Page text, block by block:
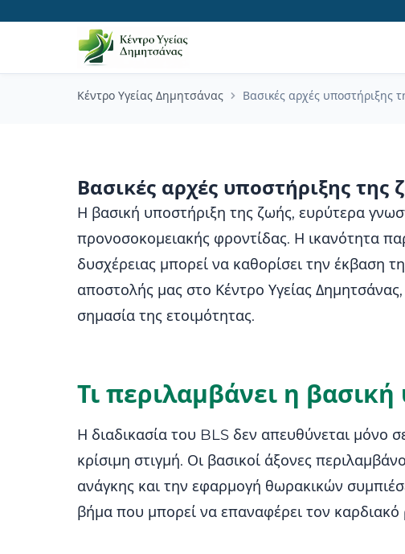
Κέντρο Υγείας Δημητσάνας Βασικές αρχές υποστήριξης
Βασικές αρχές υποστήριξης της
Η βασική υποστήριξη της ζωής, ευρύτερα
προνοσοκομειακής φροντίδας. Η ικανότητα
δυσχέρειας μπορεί να καθορίσει την έκβαση
αποστολής μας στο Κέντρο Υγείας Δημητσάνας,
σημασία της ετοιμότητας.
Τι περιλαμβάνει η
Η διαδικασία του BLS δεν απευθύνεται μόνο
κρίσιμη στιγμή. Οι βασικοί άξονες
ανάγκης και την εφαρμογή θωρακικών
βήμα που μπορεί να επαναφέρει τον